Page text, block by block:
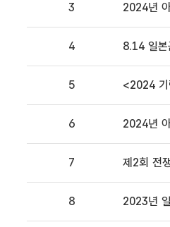
3 2024년
4 8.14 일
5 <2024 기
6 2024년
7 제2회 전
8 2023년 일